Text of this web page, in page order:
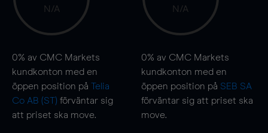
N/A
0% av CMC Markets
kundkonton med en
öppen position på Telia
Co AB (ST) förväntar sig
att priset ska move.
N/A
0% av CMC Markets
kundkonton med en
öppen position på SEB SA
förväntar sig att priset ska
move.